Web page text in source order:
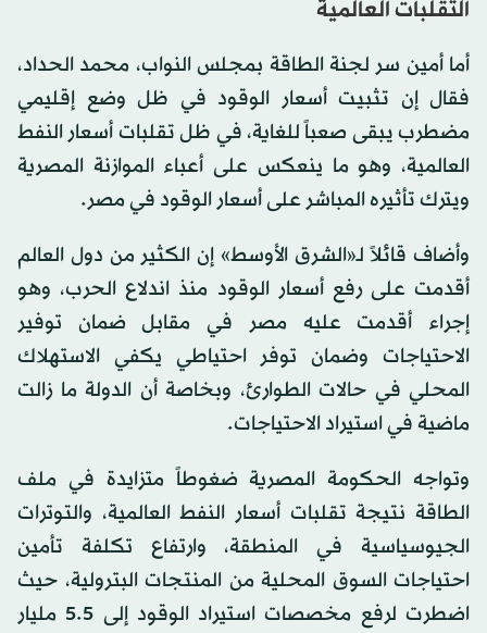
التقلبات العالمية
أما أمين سر لجنة الطاقة بمجلس النواب، محمد الحداد،
فقال إن تثبيت أسعار الوقود في ظل وضع إقليمي
مضطرب يبقى صعباً للغاية، في ظل تقلبات أسعار النفط
العالمية، وهو ما ينعكس على أعباء الموازنة المصرية
ويترك تأثيره المباشر على أسعار الوقود في مصر.
وأضاف قائلاً لـ«الشرق الأوسط» إن الكثير من دول العالم
أقدمت على رفع أسعار الوقود منذ اندلاع الحرب، وهو
إجراء أقدمت عليه مصر في مقابل ضمان توفير
الاحتياجات وضمان توفر احتياطي يكفي الاستهلاك
المحلي في حالات الطوارئ، وبخاصة أن الدولة ما زالت
ماضية في استيراد الاحتياجات.
وتواجه الحكومة المصرية ضغوطاً متزايدة في ملف
الطاقة نتيجة تقلبات أسعار النفط العالمية، والتوترات
الجيوسياسية في المنطقة، وارتفاع تكلفة تأمين
احتياجات السوق المحلية من المنتجات البترولية، حيث
اضطرت لرفع مخصصات استيراد الوقود إلى 5.5 مليار